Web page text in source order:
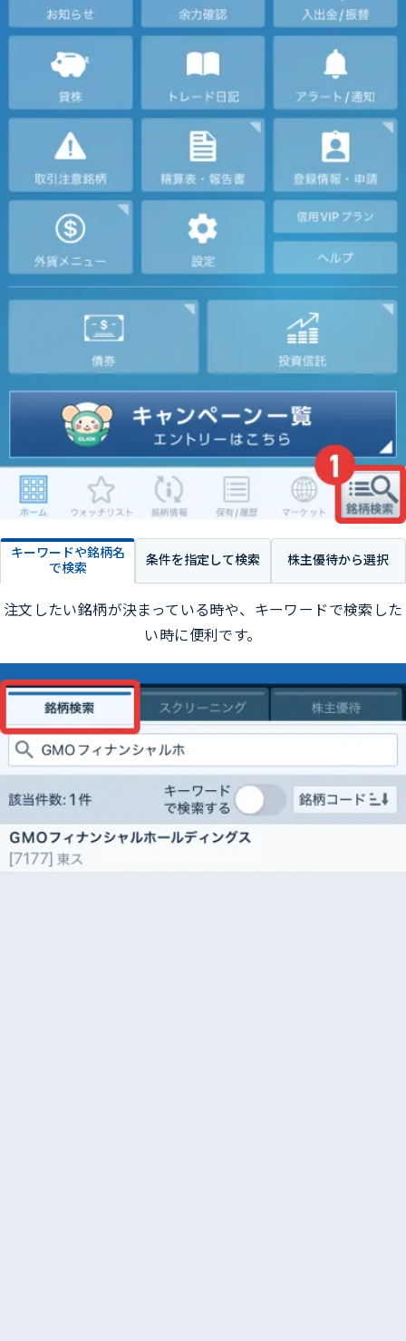
キーワードや銘柄名
で検索
条件を指定して検索 株主優待から選択
注文したい銘柄が決まっている時や、キーワードで検索した
い時に便利です。